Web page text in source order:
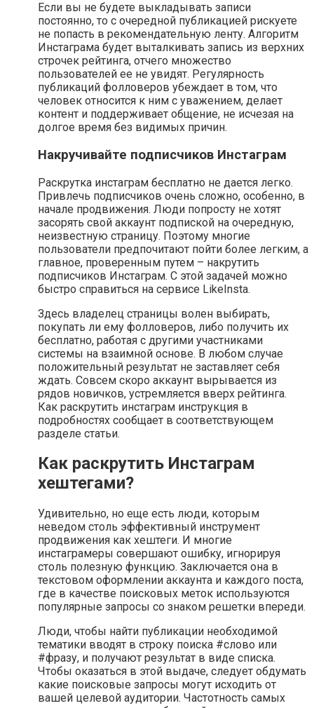
Если вы не будете выкладывать записи
постоянно, то с очередной публикацией рискуете
не попасть в рекомендательную ленту. Алгоритм
Инстаграма будет выталкивать запись из верхних
строчек рейтинга, отчего множество
пользователей ее не увидят. Регулярность
публикаций фолловеров убеждает в том, что
человек относится к ним с уважением, делает
контент и поддерживает общение, не исчезая на
долгое время без видимых причин.
Накручивайте подписчиков Инстаграм
Раскрутка инстаграм бесплатно не дается легко.
Привлечь подписчиков очень сложно, особенно, в
начале продвижения. Люди попросту не хотят
засорять свой аккаунт подпиской на очередную,
неизвестную страницу. Поэтому многие
пользователи предпочитают пойти более легким, а
главное, проверенным путем – накрутить
подписчиков Инстаграм. С этой задачей можно
быстро справиться на сервисе LikeInsta.
Здесь владелец страницы волен выбирать,
покупать ли ему фолловеров, либо получить их
бесплатно, работая с другими участниками
системы на взаимной основе. В любом случае
положительный результат не заставляет себя
ждать. Совсем скоро аккаунт вырывается из
рядов новичков, устремляется вверх рейтинга.
Как раскрутить инстаграм инструкция в
подробностях сообщает в соответствующем
разделе статьи.
Как раскрутить Инстаграм
хештегами?
Удивительно, но еще есть люди, которым
неведом столь эффективный инструмент
продвижения как хештеги. И многие
инстаграмеры совершают ошибку, игнорируя
столь полезную функцию. Заключается она в
текстовом оформлении аккаунта и каждого поста,
где в качестве поисковых меток используются
популярные запросы со знаком решетки впереди.
Люди, чтобы найти публикации необходимой
тематики вводят в строку поиска #слово или
#фразу, и получают результат в виде списка.
Чтобы оказаться в этой выдаче, следует обдумать
какие поисковые запросы могут исходить от
вашей целевой аудитории. Частотность самых